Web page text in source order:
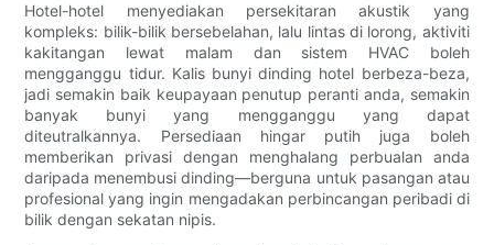
Hotel-hotel menyediakan persekitaran akustik yang
kompleks: bilik-bilik bersebelahan, lalu lintas di lorong, aktiviti
kakitangan lewat malam dan sistem HVAC boleh
mengganggu tidur. Kalis bunyi dinding hotel berbeza-beza,
jadi semakin baik keupayaan penutup peranti anda, semakin
banyak bunyi yang mengganggu yang dapat
diteutralkannya. Persediaan hingar putih juga boleh
memberikan privasi dengan menghalang perbualan anda
daripada menembusi dinding—berguna untuk pasangan atau
profesional yang ingin mengadakan perbincangan peribadi di
bilik dengan sekatan nipis.